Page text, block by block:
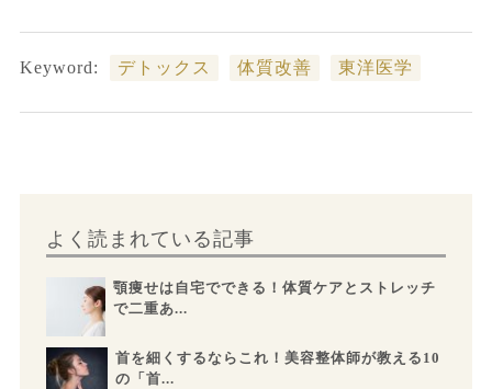
Keyword: デトックス 体質改善 東洋医学
よく読まれている記事
顎痩せは自宅でできる！体質ケアとストレッチ
で二重あ...
首を細くするならこれ！美容整体師が教える10
の「首...